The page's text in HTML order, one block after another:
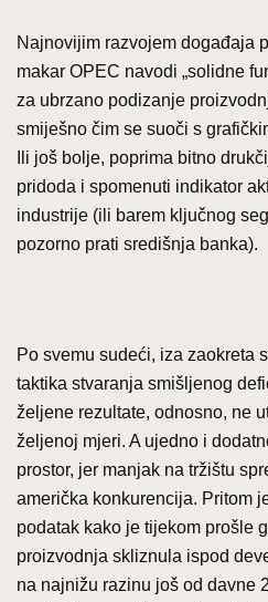
Najnovijim razvojem događaja
makar OPEC navodi „solidne
za ubrzano podizanje
smiješno čim se suoči s
Ili još bolje, poprima bitno
pridoda i spomenuti indikator
industrije (ili barem ključnog
pozorno prati središnja banka).
Po svemu sudeći, iza zaokreta
taktika stvaranja smišljenog
željene rezultate, odnosno, ne
željenoj mjeri. A ujedno i
prostor, jer manjak na tržištu
američka konkurencija. Pritom
podatak kako je tijekom prošle
proizvodnja skliznula ispod
na najnižu razinu još od davne